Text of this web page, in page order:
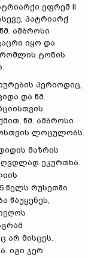
ეფრემ II
პატრიარქ
ამბროსი
იყო და
ტონის
პერიოდიც,
და წმ.
წმ. ამბროსი
ლოცულობს.
მაზრის
ეკურთხა.
წელს რუსეთში
წაუყენეს,
არ მისცეს.
იგი ჯერ